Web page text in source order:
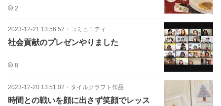
2
2023-12-21 13:56:52 ・ コミュニティ
社会貢献のプレゼンやりました
8
2023-12-20 13:51:02 ・ タイルクラフト作品
時間との戦いを顔に出さず笑顔でレッス